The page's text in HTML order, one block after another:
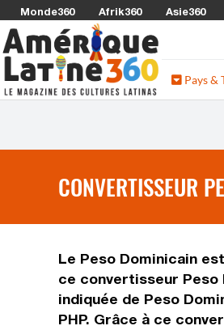
Monde360 Afrik360 Asie360
Pays &
CONVERTISSEUR
Le Peso Dominicain
ce convertisseur Peso
indiquée de Peso
PHP. Grâce à ce